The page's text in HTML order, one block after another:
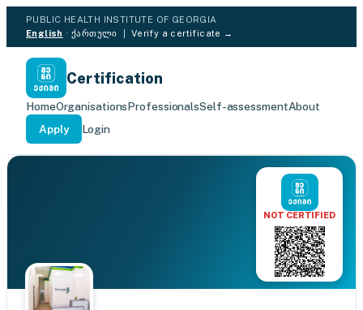
PUBLIC HEALTH INSTITUTE OF GEORGIA
English ·ქართული Verify a certificate →
Certification
HomeOrganisationsProfessionalsSelf-assessmentAbout
Apply
Login
NOT CERTIFIED